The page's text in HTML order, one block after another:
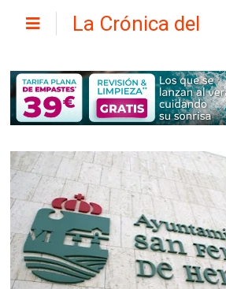
La Crónica del